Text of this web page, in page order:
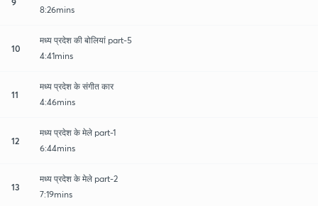
8:26mins
10
मध्य प्रदेश की बोलियां part-5
4:41mins
11
मध्य प्रदेश के संगीत कार
4:46mins
12
मध्य प्रदेश के मेले part-1
6:44mins
13
मध्य प्रदेश के मेले part-2
7:19mins